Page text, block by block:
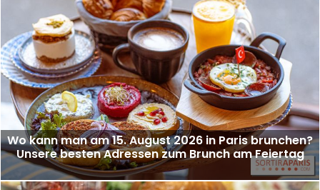
Wo kann man am 15. August 2026 in Paris brunchen?
Unsere besten Adressen zum Brunch am Feiertag